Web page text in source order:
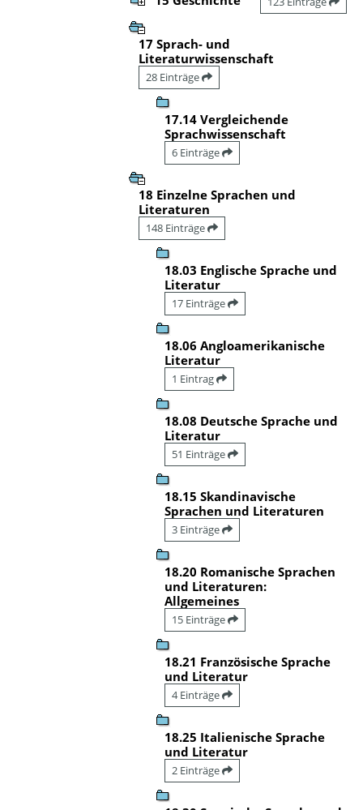
17 Sprach- und
Literaturwissenschaft
28 Einträge
17.14 Vergleichende
Sprachwissenschaft
6 Einträge
18 Einzelne Sprachen und
Literaturen
148 Einträge
18.03 Englische Sprache und
Literatur
17 Einträge
18.06 Angloamerikanische
Literatur
1 Eintrag
18.08 Deutsche Sprache und
Literatur
51 Einträge
18.15 Skandinavische
Sprachen und Literaturen
3 Einträge
18.20 Romanische Sprachen
und Literaturen:
Allgemeines
15 Einträge
18.21 Französische Sprache
und Literatur
4 Einträge
18.25 Italienische Sprache
und Literatur
2 Einträge